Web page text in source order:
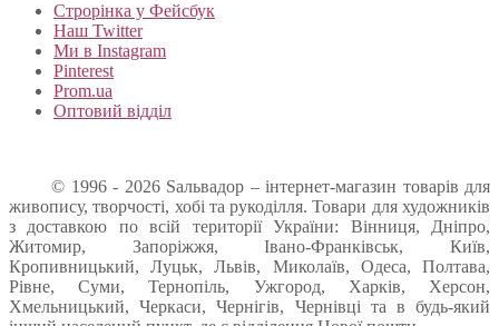
Строрінка у Фейсбук
Наш Twitter
Ми в Instagram
Pinterest
Prom.ua
Оптовий відділ
© 1996 - 2026 Sальвадор – інтернет-магазин товарів для
живопису, творчості, хобі та рукоділля. Товари для художників
з доставкою по всій території України: Вінниця, Дніпро,
Житомир, Запоріжжя, Івано-Франківськ, Київ,
Кропивницький, Луцьк, Львів, Миколаїв, Одеса, Полтава,
Рівне, Суми, Тернопіль, Ужгород, Харків, Херсон,
Хмельницький, Черкаси, Чернігів, Чернівці та в будь-який